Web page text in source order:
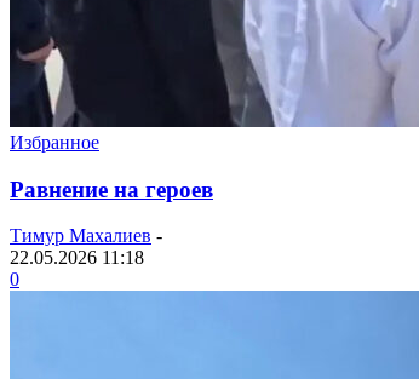
Избранное
Равнение на героев
Тимур Махалиев -
22.05.2026 11:18
0